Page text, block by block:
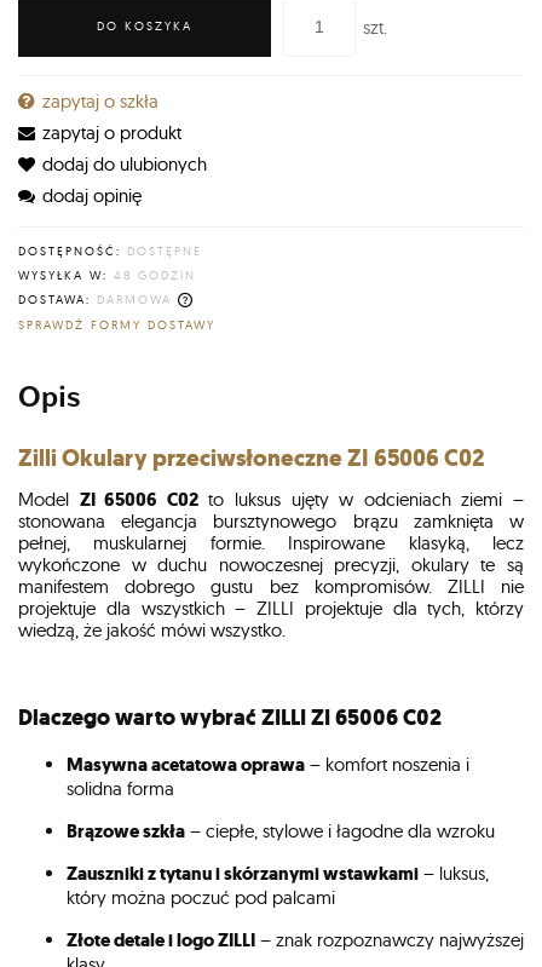
DO KOSZYKA szt.
zapytaj o szkła
zapytaj o produkt
dodaj do ulubionych
dodaj opinię
DOSTĘPNOŚĆ:
DOSTĘPNE
WYSYŁKA W: 48 GODZIN
DOSTAWA:
DARMOWA
CENA NIE ZAWIERA EWENTUALNYCH KOSZTÓW PŁATNOŚCI
SPRAWDŹ FORMY DOSTAWY
Opis
ZilliOkulary przeciwsłoneczne ZI 65006 C02
Model ZI 65006 C02to luksus ujęty w odcieniach ziemi –
stonowana elegancja bursztynowego brązu zamknięta w
pełnej, muskularnej formie. Inspirowane klasyką, lecz
wykończone w duchu nowoczesnej precyzji, okulary te są
manifestem dobrego gustu bez kompromisów. ZILLI nie
projektuje dla wszystkich – ZILLI projektuje dla tych, którzy
wiedzą, że jakość mówi wszystko.
Dlaczego warto wybrać ZILLI ZI 65006 C02
Masywna acetatowa oprawa – komfort noszenia i
solidna forma
Brązowe szkła – ciepłe, stylowe i łagodne dla wzroku
Zauszniki z tytanu i skórzanymi wstawkami – luksus,
który można poczuć pod palcami
Złote detale i logo ZILLI – znak rozpoznawczy najwyższej